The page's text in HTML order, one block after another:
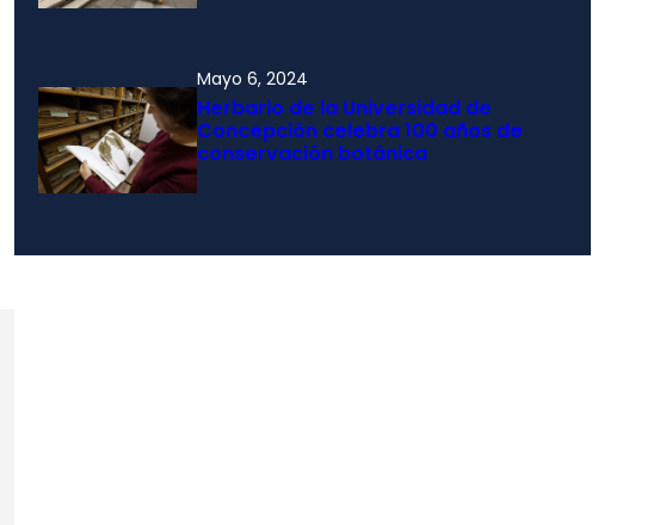
Mayo 6, 2024
Herbario de la Universidad de
Concepción celebra 100 años de
conservación botánica